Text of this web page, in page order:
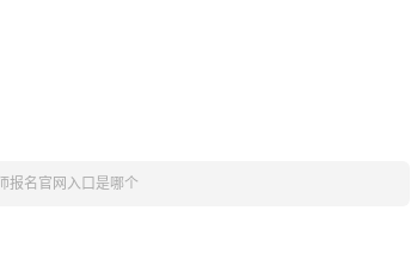
报名官网入口是哪个